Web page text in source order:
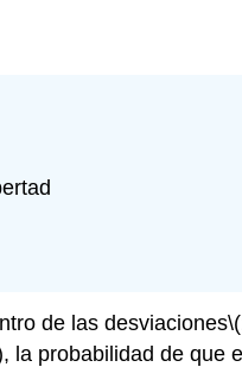
de las desviaciones
, la probabilidad de que